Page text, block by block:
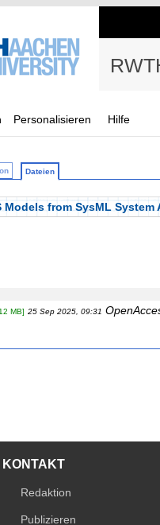
Personalisieren Hilfe
Dateien
from SysML
MB] 25 Sep 2025, 09:31
KONTAKT
Redaktion
Publizieren